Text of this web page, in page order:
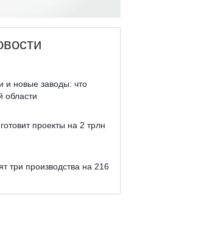
и новые заводы: что
области
проекты на 2 трлн
три производства на 216